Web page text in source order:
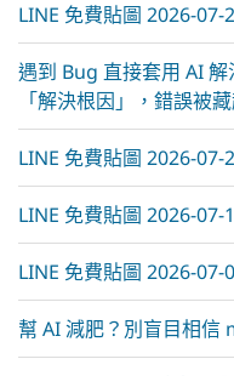
LINE 免費貼圖 2026-07-
遇到 Bug 直接套用 AI
「解決根因」，錯誤被
LINE 免費貼圖 2026-07-
LINE 免費貼圖 2026-07-
LINE 免費貼圖 2026-07-
幫 AI 減肥？別盲目相